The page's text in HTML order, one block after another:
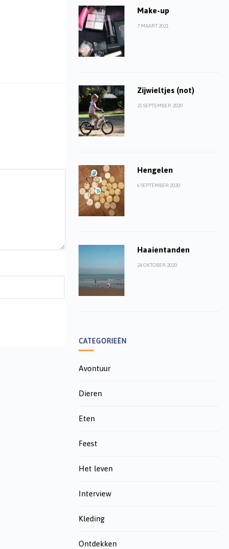
Make-up
7 MAART 2021
Zijwieltjes (not)
21 SEPTEMBER 2020
Hengelen
6 SEPTEMBER 2020
Haaientanden
24 OKTOBER 2020
CATEGORIEËN
Avontuur
Dieren
Eten
Feest
Het leven
Interview
Kleding
Ontdekken